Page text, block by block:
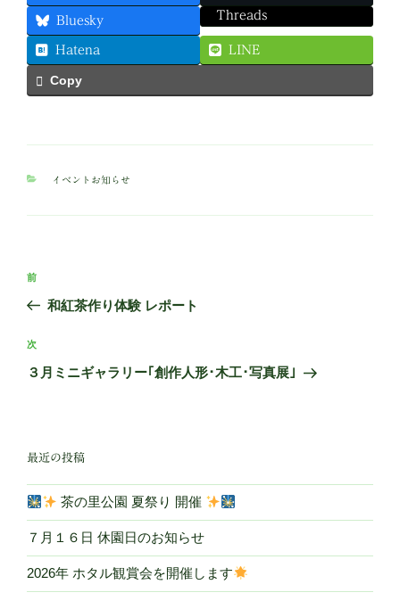
Bluesky Threads
Hatena LINE
Copy
カ
イベントお知らせ
ビ
ゲ
ン
前
の
稿
前
和紅茶作り体験 レポート
次
の
次
３月ミニギャラリー｢創作人形･木工･写真展｣
最近の投稿
茶の里公園 夏祭り 開催
７月１６日 休園日のお知らせ
2026年 ホタル観賞会を開催します